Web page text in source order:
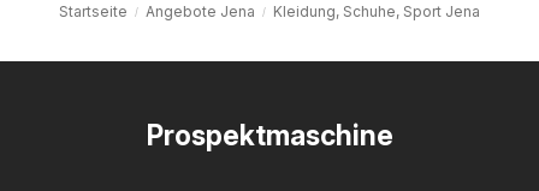
Startseite Angebote Jena Kleidung, Schuhe, Sport Jena
Prospektmaschine